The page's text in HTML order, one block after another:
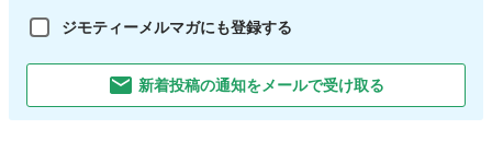
ジモティーメルマガにも登録する
新着投稿の通知をメールで受け取る